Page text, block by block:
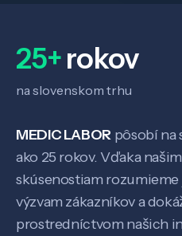
O
25+rokov
na slovenskom trhu
MEDIC LABOR pôsobí na
ako 25 rokov. Vďaka
skúsenostiam
výzvam zákazníkov a
prostredníctvom našich